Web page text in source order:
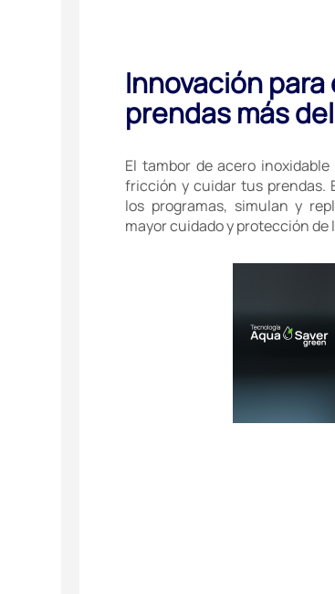
Innovación
prendas más
El tambor de acero
fricción y cuidar tus prendas.
los programas, simulan y
mayor cuidado y protección de